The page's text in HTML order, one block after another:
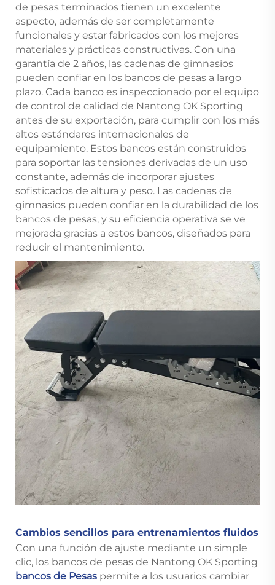
de pesas terminados tienen un excelente
aspecto, además de ser completamente
funcionales y estar fabricados con los mejores
materiales y prácticas constructivas. Con una
garantía de 2 años, las cadenas de gimnasios
pueden confiar en los bancos de pesas a largo
plazo. Cada banco es inspeccionado por el equipo
de control de calidad de Nantong OK Sporting
antes de su exportación, para cumplir con los más
altos estándares internacionales de
equipamiento. Estos bancos están construidos
para soportar las tensiones derivadas de un uso
constante, además de incorporar ajustes
sofisticados de altura y peso. Las cadenas de
gimnasios pueden confiar en la durabilidad de los
bancos de pesas, y su eficiencia operativa se ve
mejorada gracias a estos bancos, diseñados para
reducir el mantenimiento.
Cambios sencillos para entrenamientos fluidos
Con una función de ajuste mediante un simple
clic, los bancos de pesas de Nantong OK Sporting
bancos de Pesas permite a los usuarios cambiar